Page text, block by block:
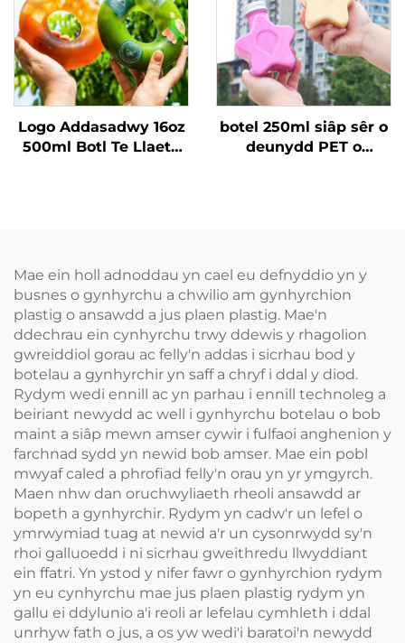
Logo Addasadwy 16oz
500ml Botl Te Llaeth
botel 250ml siâp sêr o
deunydd PET o
Mae ein holl adnoddau yn cael eu defnyddio yn y
busnes o gynhyrchu a chwilio am gynhyrchion
plastig o ansawdd a jus plaen plastig. Mae'n
ddechrau ein cynhyrchu trwy ddewis y rhagolion
gwreiddiol gorau ac felly'n addas i sicrhau bod y
botelau a gynhyrchir yn saff a chryf i ddal y diod.
Rydym wedi ennill ac yn parhau i ennill technoleg a
beiriant newydd ac well i gynhyrchu botelau o bob
maint a siâp mewn amser cywir i fulfaoi anghenion y
farchnad sydd yn newid bob amser. Mae ein pobl
mwyaf caled a phrofiad felly'n orau yn yr ymgyrch.
Maen nhw dan oruchwyliaeth rheoli ansawdd ar
bopeth a gynhyrchir. Rydym yn cadw'r un lefel o
ymrwymiad tuag at newid a'r un cysonrwydd sy'n
rhoi galluoedd i ni sicrhau gweithredu llwyddiant
ein ffatri. Yn ystod y nifer fawr o gynhyrchion rydym
yn eu cynhyrchu mae jus plaen plastig rydym yn
gallu ei ddylunio a'i reoli ar lefelau cymhleth i ddal
unrhyw fath o jus, a os yw wedi'i baratoi'n newydd